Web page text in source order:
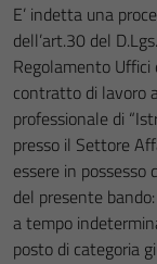
E’ indetta una
dell’art.30 del
Regolamento Uffici
contratto di lavoro
professionale di
presso il Settore
essere in
del presente
a tempo
posto di categoria